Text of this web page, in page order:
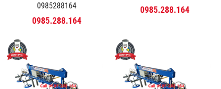
0985288164
0985.288.164
0985.288.164